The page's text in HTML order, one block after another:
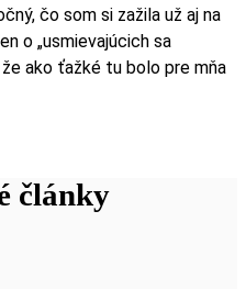
čo som si zažila už aj na
o „usmievajúcich sa
ako ťažké tu bolo pre mňa
články